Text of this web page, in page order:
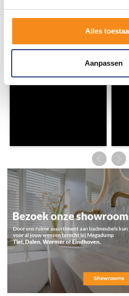
Alles
Aanpassen
en tag @megadumpnl.
inspirerende omgeving